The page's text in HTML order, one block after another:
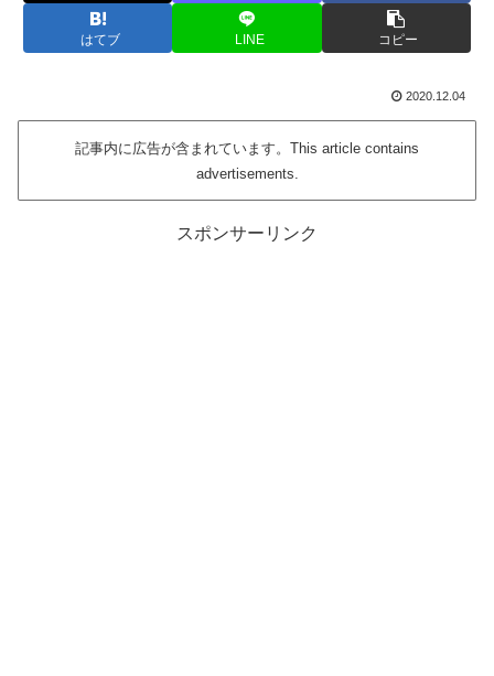
はてブ LINE コピー
2020.12.04
記事内に広告が含まれています。This article contains
advertisements.
スポンサーリンク